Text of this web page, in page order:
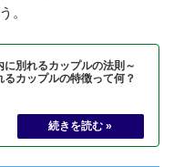
。
に別れるカップルの法則～
るカップルの特徴って何？